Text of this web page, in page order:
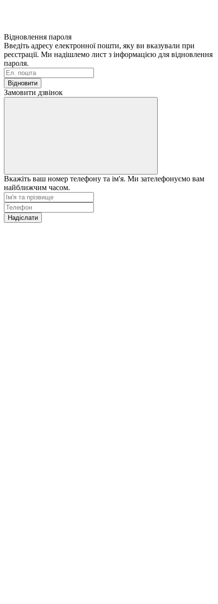
Відновлення пароля
Введіть адресу електронної пошти, яку ви вказували при
реєстрації. Ми надішлемо лист з інформацією для відновлення
пароля.
Відновити
Замовити дзвінок
Вкажіть ваш номер телефону та ім'я. Ми зателефонуємо вам
найближчим часом.
Надіслати